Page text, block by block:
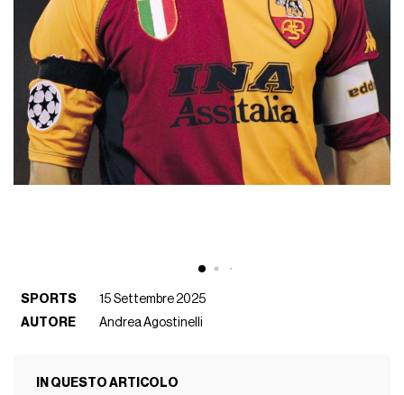
SPORTS
15 Settembre 2025
AUTORE
Andrea Agostinelli
IN QUESTO ARTICOLO